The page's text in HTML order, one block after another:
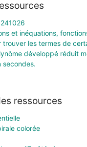
et inéquations,
trouver les termes de
développé réduit
secondes.
ressources
colorée